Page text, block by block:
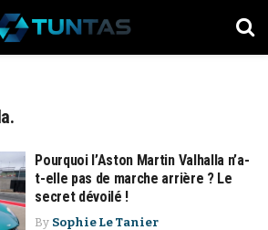
Pourquoi l’Aston Martin Valhalla n’a-
t-elle pas de marche arrière ? Le
secret dévoilé !
By Sophie Le Tanier